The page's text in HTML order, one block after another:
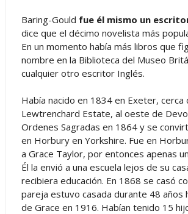
Baring-Gould fue él mismo un
dice que el décimo novelista más
En un momento había más libros que
nombre en la Biblioteca del Museo
cualquier otro escritor Inglés.
Había nacido en 1834 en Exeter, cerca
Lewtrenchard Estate, al oeste de
Ordenes Sagradas en 1864 y se
en Horbury en Yorkshire. Fue en
a Grace Taylor, por entonces apenas
Él la envió a una escuela lejos de su
recibiera educación. En 1868 se casó
pareja estuvo casada durante 48 años
de Grace en 1916. Habían tenido 15